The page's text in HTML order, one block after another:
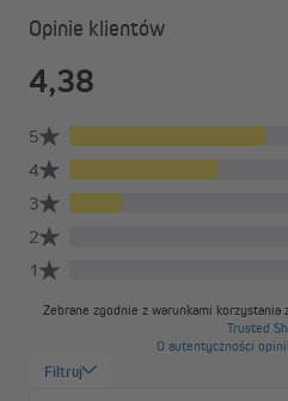
Opinie klientów